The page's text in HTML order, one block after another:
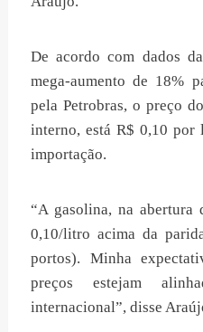
De acordo com dados
mega-aumento de 18%
pela Petrobras, o preço
interno, está R$ 0,10 por
importação.
“A gasolina, na abertura
0,10/litro acima da
portos). Minha
preços estejam
internacional”, disse